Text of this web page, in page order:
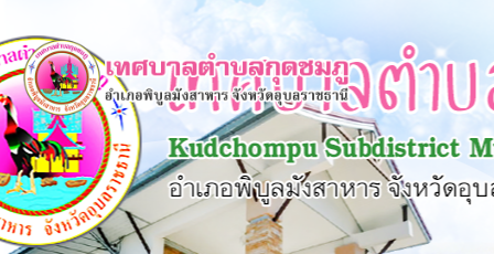
หน้า
หลัก
ข้อมูล
พื้น
ฐาน